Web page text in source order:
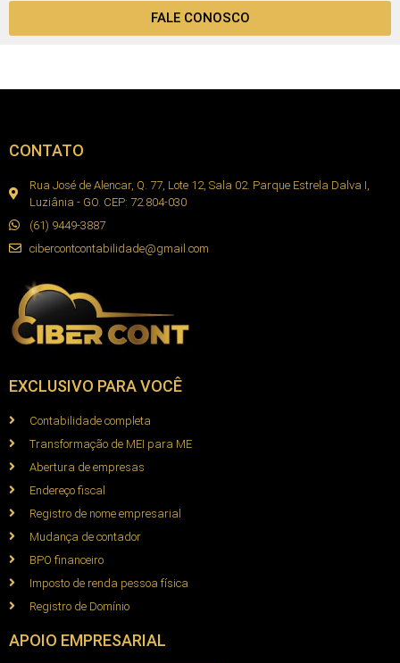
FALE CONOSCO
CONTATO
Rua José de Alencar, Q. 77, Lote 12, Sala 02. Parque Estrela Dalva I,
Luziânia - GO. CEP: 72.804-030
(61) 9449-3887
cibercontcontabilidade@gmail.com
EXCLUSIVO PARA VOCÊ
Contabilidade completa
Transformação de MEI para ME
Abertura de empresas
Endereço fiscal
Registro de nome empresarial
Mudança de contador
BPO financeiro
Imposto de renda pessoa física
Registro de Domínio
APOIO EMPRESARIAL